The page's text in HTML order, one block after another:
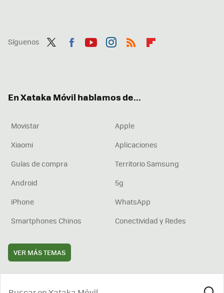
Síguenos
En Xataka Móvil hablamos de...
Movistar
Apple
Xiaomi
Aplicaciones
Guías de compra
Territorio Samsung
Android
5g
iPhone
WhatsApp
Smartphones Chinos
Conectividad y Redes
VER MÁS TEMAS